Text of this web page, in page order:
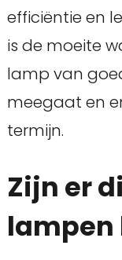
efficiëntie en
is de moeite
lamp van
meegaat en
termijn.
Zijn er
lampen